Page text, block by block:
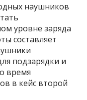
наушников
уровне заряда
составляет
подзарядки и
время
в кейс второй